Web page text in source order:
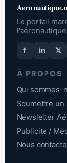
Le portail
l'aéronautique.
f in 𝕏
À PROPOS
Qui sommes-
Soumettre un
Newsletter
Publicité /
Nous